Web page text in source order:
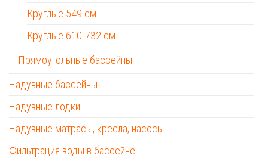
Круглые 549 см
Круглые 610-732 см
Прямоугольные бассейны
Надувные бассейны
Надувные лодки
Надувные матрасы, кресла, насосы
Фильтрация воды в бассейне